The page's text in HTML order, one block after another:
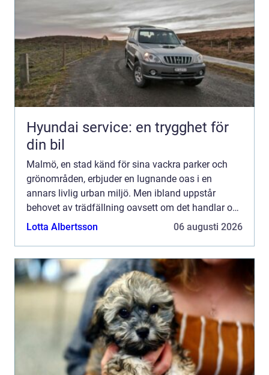
Hyundai service: en trygghet för
din bil
Malmö, en stad känd för sina vackra parker och
grönområden, erbjuder en lugnande oas i en
annars livlig urban miljö. Men ibland uppstår
behovet av trädfällning oavsett om det handlar om
farliga träd...
Lotta Albertsson 06 augusti 2026